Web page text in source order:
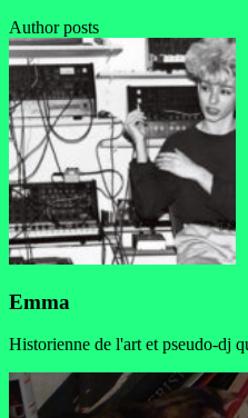
Author posts
Emma
Historienne de l'art et pseudo-dj